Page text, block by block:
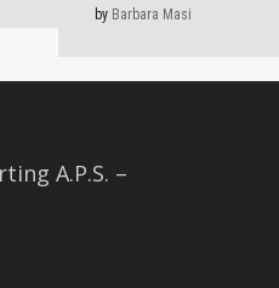
by Barbara Masi
A.P.S. –